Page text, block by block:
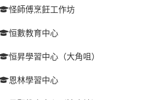
怪師傅烹飪工作坊
恒數教育中心
恒昇學習中心（大角咀）
恩林學習中心